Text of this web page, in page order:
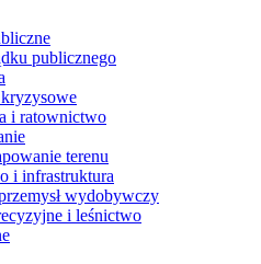
publicznego
i ratownictwo
terenu
i infrastruktura
wydobywczy
i leśnictwo